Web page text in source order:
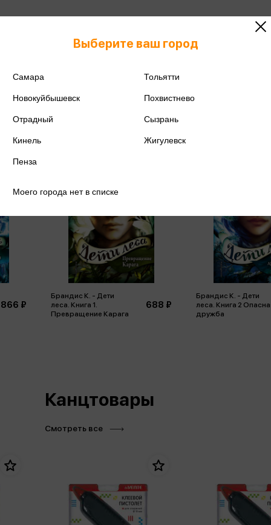
Серия месяца
866 ₽
Брандис К. - Дети
леса. Книга 1.
Превращение Карага
688 ₽
Брандис К. - Дети
леса. Книга 2
дружба
Канцтовары
Смотреть все
Выберите ваш город
Самара Тольятти
Новокуйбышевск Похвистнево
Отрадный Сызрань
Кинель Жигулевск
Пенза
Моего города нет в списке